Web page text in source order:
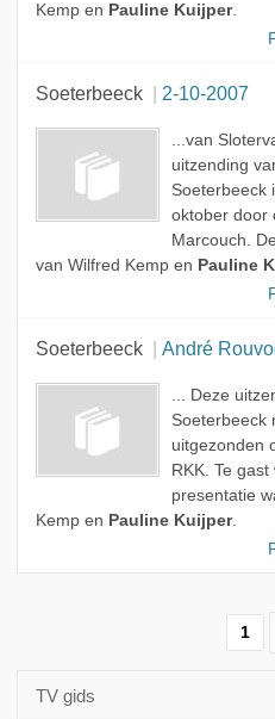
Kemp en Pauline Kuijper.
Soeterbeeck 2-10-2007
...van
uitzending
Soeterbeeck
oktober door
Marcouch.
van Wilfred Kemp en Pauline
Soeterbeeck André
... Deze
Soeterbeeck
uitgezonden
RKK. Te
presentatie
Kemp en Pauline Kuijper.
1
TV gids